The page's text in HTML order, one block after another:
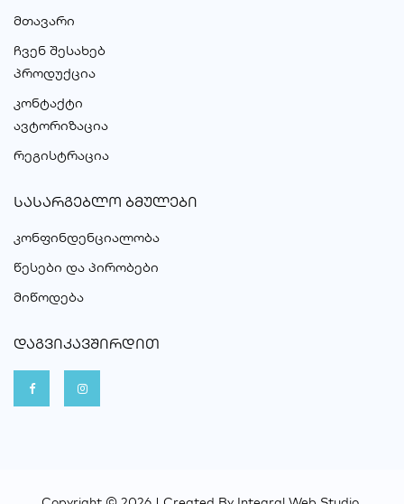
მთავარი
ჩვენ შესახებ
პროდუქცია
კონტაქტი
ავტორიზაცია
რეგისტრაცია
ᲡᲐᲡᲐᲠᲒᲔᲑᲚᲝ ᲑᲛᲣᲚᲔᲑᲘ
კონფინდენციალობა
წესები და პირობები
მიწოდება
ᲓᲐᲒᲕᲘᲙᲐᲕᲨᲘᲠᲓᲘᲗ